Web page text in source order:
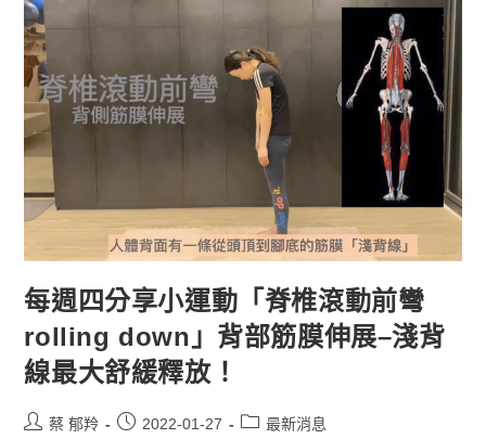
每週四分享小運動「脊椎滾動前彎
rolling down」背部筋膜伸展–淺背
線最大舒緩釋放！
蔡 郁羚 2022-01-27 最新消息